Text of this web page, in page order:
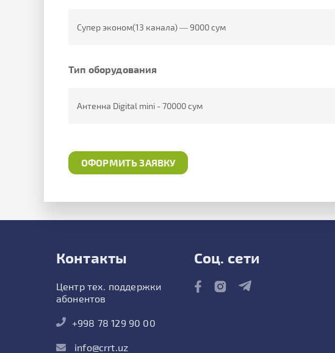
Тип оборудования
Контакты
Центр тех. поддержки
абонентов
+998 78 129 90 00
info@crrt.uz
Соц. сети